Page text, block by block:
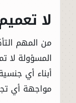
لا
من المهم
المسؤولة لا
أبناء أي
مواجهة أي